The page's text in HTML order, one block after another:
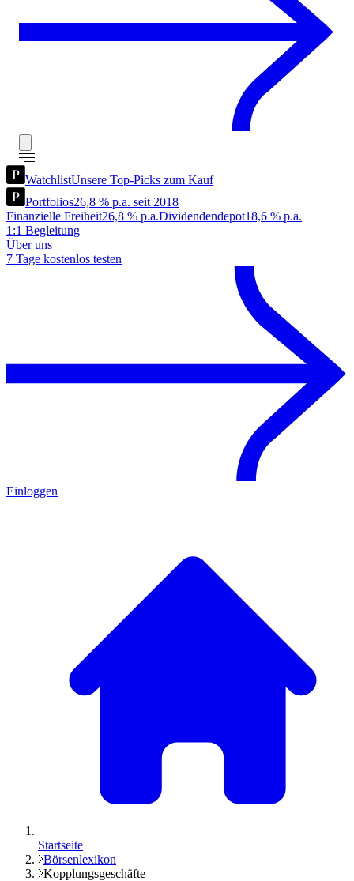
WatchlistUnsere Top-Picks zum Kauf
Portfolios26,8 % p.a. seit 2018
Finanzielle Freiheit26,8 % p.a.Dividendendepot18,6 % p.a.
1:1 Begleitung
Über uns
7 Tage kostenlos testen
Einloggen
Startseite
Börsenlexikon
Kopplungsgeschäfte